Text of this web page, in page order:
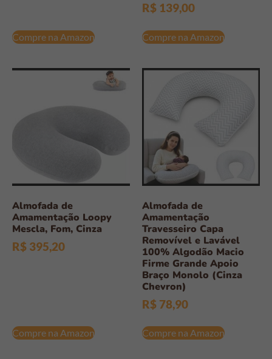
Compre na Amazon
R$ 139,00
Compre na Amazon
Almofada de
Amamentação Loopy
Mescla, Fom, Cinza
R$ 395,20
Compre na Amazon
Almofada de
Amamentação
Travesseiro Capa
Removível e Lavável
100% Algodão Macio
Firme Grande Apoio
Braço Monolo (Cinza
Chevron)
R$ 78,90
Compre na Amazon